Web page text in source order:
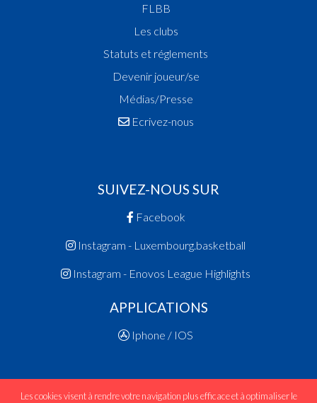
FLBB
Les clubs
Statuts et réglements
Devenir joueur/se
Médias/Presse
Ecrivez-nous
SUIVEZ-NOUS SUR
Facebook
Instagram - Luxembourg.basketball
Instagram - Enovos League Highlights
APPLICATIONS
Iphone / IOS
Les cookies visent à rendre votre navigation plus efficace et à optimaliser le